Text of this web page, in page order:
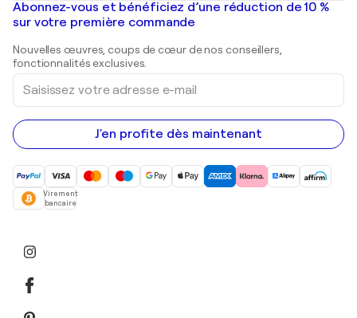
Shepard Fairey
Peintures de paysage
Estampes
Peintures acryliques
Galeries d'art en France
Galeries d'art en Belgique
Abonnez-vous et bénéficiez d’une réduction de 10 %
sur votre première commande
Nouvelles œuvres, coups de cœur de nos conseillers,
fonctionnalités exclusives.
Saisissez
votre
adresse
e-
mail
J'en profite dès maintenant
Virement
bancaire